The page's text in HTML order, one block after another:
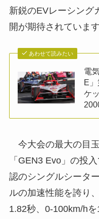
新鋭のEVレーシング
開が期待されています
あわせて読みたい
電
E
ケ
今大会の最大の目
「GEN3 Evo」の投
認のシングルシータ
ルの加速性能を誇り
1.82秒、0-100km/h